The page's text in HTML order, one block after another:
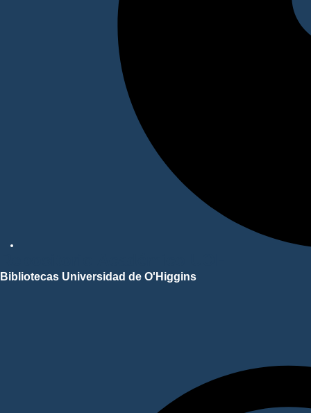
Bibliotecas Universidad de O'Higgins